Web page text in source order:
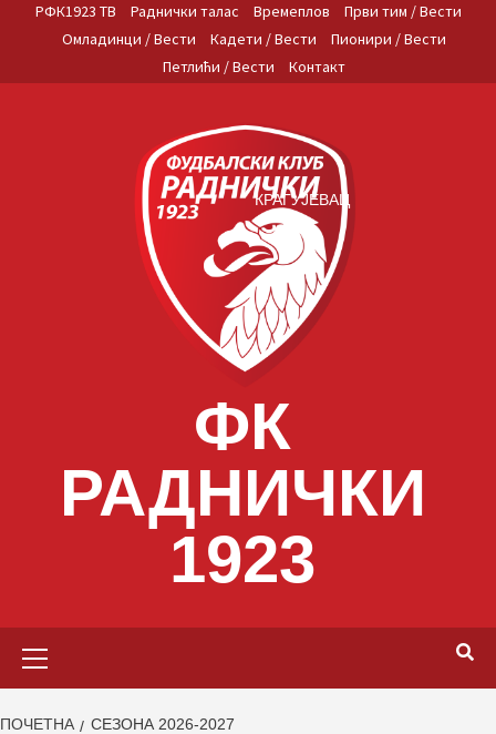
РФК1923 ТВ Раднички талас Времеплов
Први тим / Вести
Омладинци / Вести
Кадети / Вести
Пионири / Вести
Петлићи / Вести
Контакт
ФК
РАДНИЧКИ
1923
КРАГУЈЕВАЦ
ПОЧЕТНА СЕЗОНА 2026-2027